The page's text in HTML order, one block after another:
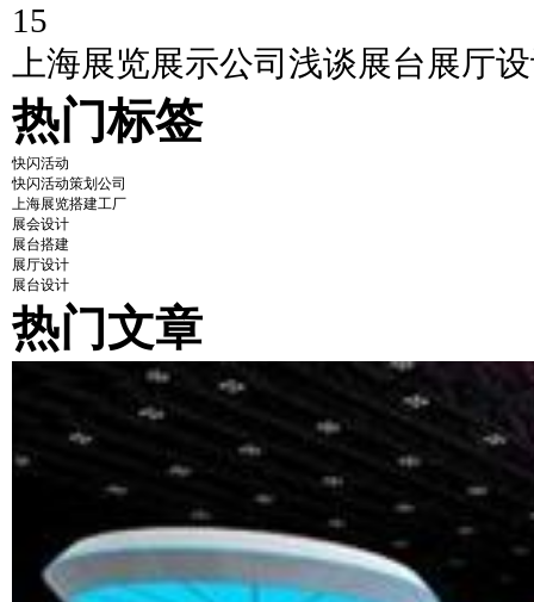
15
上海展览展示公司浅谈展台展厅
热门标签
快闪活动
快闪活动策划公司
上海展览搭建工厂
展会设计
展台搭建
展厅设计
展台设计
热门文章